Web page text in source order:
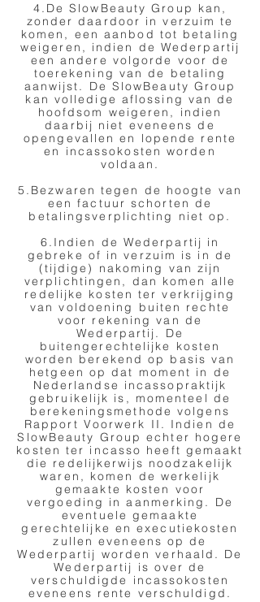
4.De SlowBeauty Group kan,
zonder daardoor in verzuim te
komen, een aanbod tot betaling
weigeren, indien de Wederpartij
een andere volgorde voor de
toerekening van de betaling
aanwijst. De SlowBeauty Group
kan volledige aflossing van de
hoofdsom weigeren, indien
daarbij niet eveneens de
opengevallen en lopende rente
en incassokosten worden
voldaan.
5.Bezwaren tegen de hoogte van
een factuur schorten de
betalingsverplichting niet op.
6.Indien de Wederpartij in
gebreke of in verzuim is in de
(tijdige) nakoming van zijn
verplichtingen, dan komen alle
redelijke kosten ter verkrijging
van voldoening buiten rechte
voor rekening van de
Wederpartij. De
buitengerechtelijke kosten
worden berekend op basis van
hetgeen op dat moment in de
Nederlandse incassopraktijk
gebruikelijk is, momenteel de
berekeningsmethode volgens
Rapport Voorwerk II. Indien de
SlowBeauty Group echter hogere
kosten ter incasso heeft gemaakt
die redelijkerwijs noodzakelijk
waren, komen de werkelijk
gemaakte kosten voor
vergoeding in aanmerking. De
eventuele gemaakte
gerechtelijke en executiekosten
zullen eveneens op de
Wederpartij worden verhaald. De
Wederpartij is over de
verschuldigde incassokosten
eveneens rente verschuldigd.